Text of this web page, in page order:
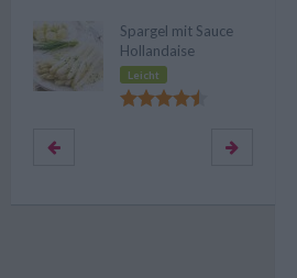
Spargel mit Sauce
Hollandaise
Leicht